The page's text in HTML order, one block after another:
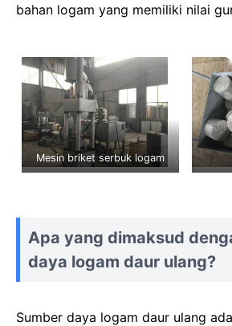
bahan logam yang memiliki nilai
Mesin briket serbuk logam
Apa yang dimaksud
daya logam daur ulang?
Sumber daya logam daur ulang